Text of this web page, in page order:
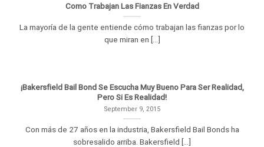
Como Trabajan Las Fianzas En Verdad
La mayoría de la gente entiende cómo trabajan las fianzas por lo
que miran en [...]
¡Bakersfield Bail Bond Se Escucha Muy Bueno Para Ser Realidad,
Pero Si Es Realidad!
September 9, 2015
Con más de 27 años en la industria, Bakersfield Bail Bonds ha
sobresalido arriba. Bakersfield [...]